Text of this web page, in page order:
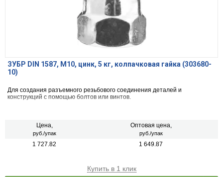
ЗУБР DIN 1587, M10, цинк, 5 кг, колпачковая гайка (303680-
10)
Для создания разъемного резьбового соединения деталей и
конструкций с помощью болтов или винтов.
Цена,
руб./упак
Оптовая цена,
руб./упак
1 727.82 1 649.87
Купить в 1 клик